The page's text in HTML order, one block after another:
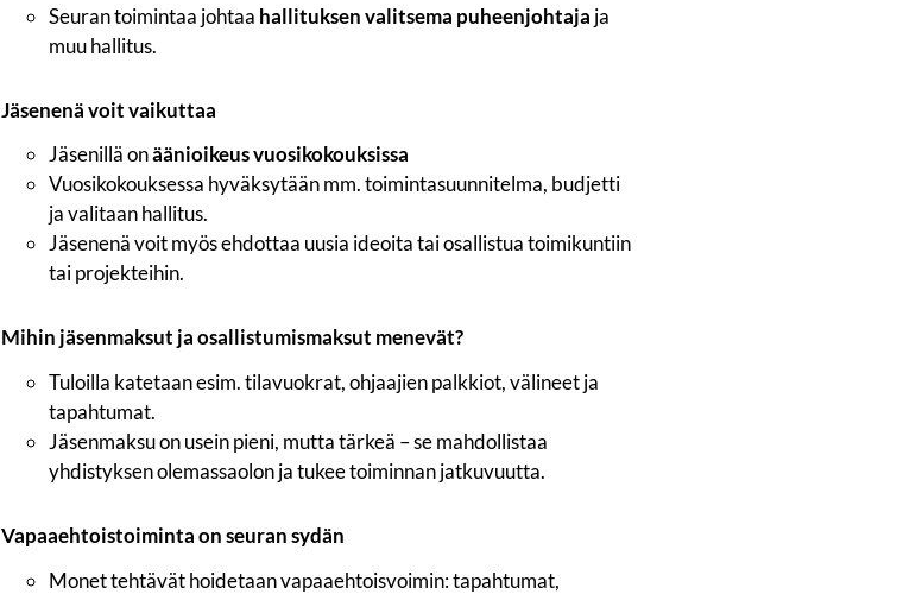
Seuran toimintaa johtaa hallituksen valitsema puheenjohtaja ja
muu hallitus.
Jäsenenä voit vaikuttaa
Jäsenillä onäänioikeus vuosikokouksissa
Vuosikokouksessa hyväksytään mm. toimintasuunnitelma, budjetti
ja valitaan hallitus.
Jäsenenä voit myös ehdottaa uusia ideoita tai osallistua toimikuntiin
tai projekteihin.
Mihin jäsenmaksut ja osallistumismaksut menevät?
Tuloilla katetaan esim. tilavuokrat, ohjaajien palkkiot, välineet ja
tapahtumat.
Jäsenmaksu on usein pieni, mutta tärkeä – se mahdollistaa
yhdistyksen olemassaolon ja tukee toiminnan jatkuvuutta.
Vapaaehtoistoiminta on seuran sydän
Monet tehtävät hoidetaan vapaaehtoisvoimin: tapahtumat,